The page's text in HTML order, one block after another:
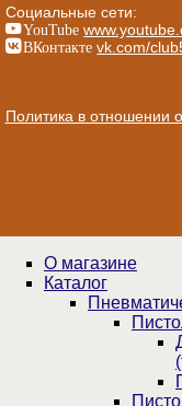
Социальные сети:
YouTube
ВКонтакте vk.com/
Политика в отношении
О магазине
Каталог